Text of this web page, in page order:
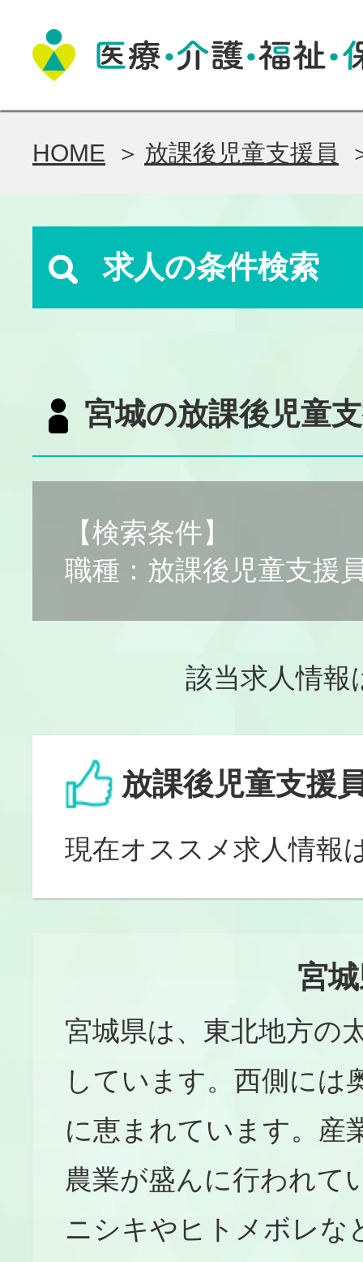
HOME 放課後児童支援員
求人の条件検索
宮城の放課後児童
【検索条件】
職種：放課後児童支援
該当求人情
放課後児童支援
現在オススメ求人情報
宮
宮城県は、東北地方の
しています。西側には
に恵まれています。産
農業が盛んに行われて
ニシキやヒトメボレな